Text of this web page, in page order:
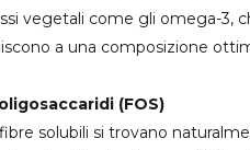
vegetali come gli omega-3,
a una composizione
(FOS)
solubili si trovano